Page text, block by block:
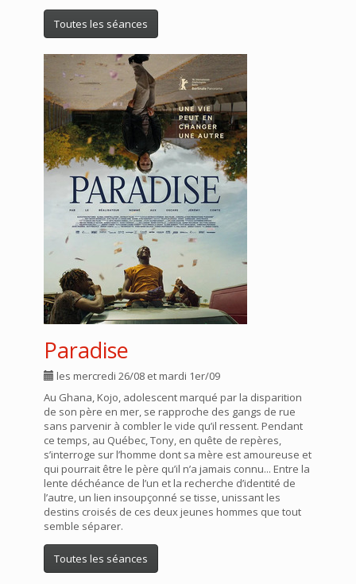
Toutes les séances
Paradise
les mercredi 26/08 et mardi 1er/09
Au Ghana, Kojo, adolescent marqué par la disparition
de son père en mer, se rapproche des gangs de rue
sans parvenir à combler le vide qu’il ressent. Pendant
ce temps, au Québec, Tony, en quête de repères,
s’interroge sur l’homme dont sa mère est amoureuse et
qui pourrait être le père qu’il n’a jamais connu... Entre la
lente déchéance de l’un et la recherche d’identité de
l’autre, un lien insoupçonné se tisse, unissant les
destins croisés de ces deux jeunes hommes que tout
semble séparer.
Toutes les séances